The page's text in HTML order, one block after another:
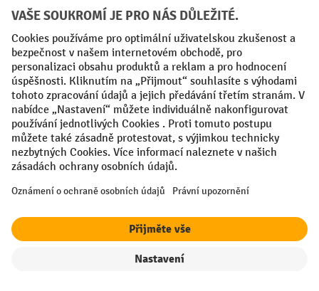
Skladování nebezpečných látek
Skladové regály a dílenské skříně
1. Zametací stroje a vysavače Steinbock®
pro komerční a průmyslové čištění